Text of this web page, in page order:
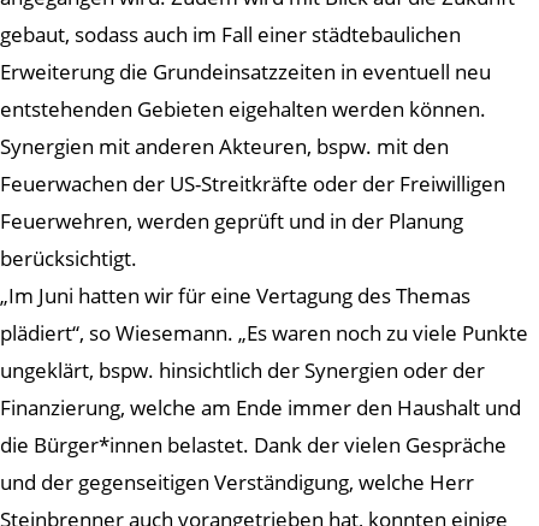
gebaut, sodass auch im Fall einer städtebaulichen
Erweiterung die Grundeinsatzzeiten in eventuell neu
entstehenden Gebieten eigehalten werden können.
Synergien mit anderen Akteuren, bspw. mit den
Feuerwachen der US-Streitkräfte oder der Freiwilligen
Feuerwehren, werden geprüft und in der Planung
berücksichtigt.
„Im Juni hatten wir für eine Vertagung des Themas
plädiert“, so Wiesemann. „Es waren noch zu viele Punkte
ungeklärt, bspw. hinsichtlich der Synergien oder der
Finanzierung, welche am Ende immer den Haushalt und
die Bürger*innen belastet. Dank der vielen Gespräche
und der gegenseitigen Verständigung, welche Herr
Steinbrenner auch vorangetrieben hat, konnten einige